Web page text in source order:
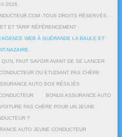
© 2026
-TOUS DROITS RÉSERVÉS - .
ET TARIF RÉFÉRENCEMENT :
AGENCE WEB À GUÉRANDE LA BAULE ET
NAZAIRE
FAUT SAVOIR AVANT DE SE LANCER
OU ETUDIANT PAS CHÈRE
AUTO SOS RÉSILIÉS
BONUS ASSURANCE AUTO
PAS CHÈRE POUR UN JEUNE
?
AUTO JEUNE CONDUCTEUR